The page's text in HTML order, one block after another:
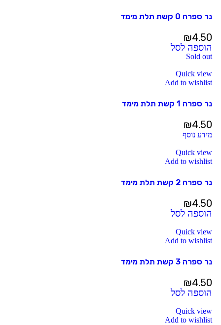
נר ספרה 0 קשת תלת מימד
₪4.50
הוספה לסל
Sold out
Quick view
Add to wishlist
נר ספרה 1 קשת תלת מימד
₪4.50
מידע נוסף
Quick view
Add to wishlist
נר ספרה 2 קשת תלת מימד
₪4.50
הוספה לסל
Quick view
Add to wishlist
נר ספרה 3 קשת תלת מימד
₪4.50
הוספה לסל
Quick view
Add to wishlist